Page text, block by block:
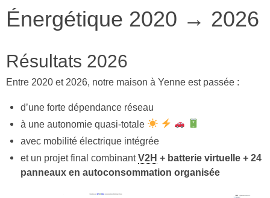
Énergétique 2020 → 2026
Résultats 2026
Entre 2020 et 2026, notre maison à Yenne est passée :
d’une forte dépendance réseau
à une autonomie quasi-totale
avec mobilité électrique intégrée
et un projet final combinantV2H + batterie virtuelle + 24
panneaux en autoconsommation organisée